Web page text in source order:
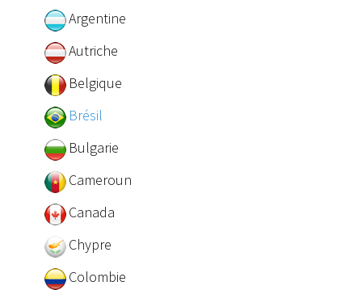
Argentine
Autriche
Belgique
Brésil
Bulgarie
Cameroun
Canada
Chypre
Colombie